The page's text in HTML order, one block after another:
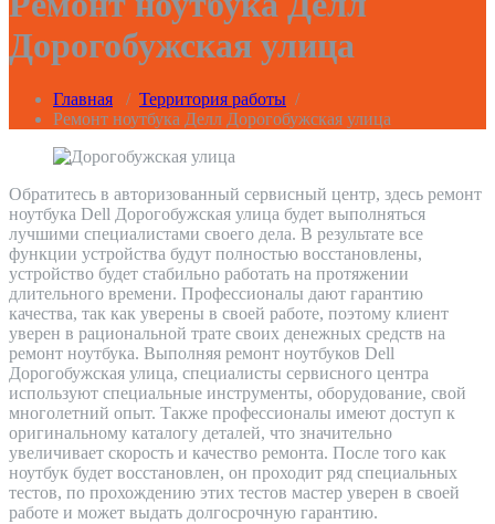
Дорогобужская улица
Главная / Территория работы /
Ремонт ноутбука Делл Дорогобужская улица
Обратитесь в авторизованный сервисный центр, здесь ремонт
ноутбука Dell Дорогобужская улица будет выполняться
лучшими специалистами своего дела. В результате все
функции устройства будут полностью восстановлены,
устройство будет стабильно работать на протяжении
длительного времени. Профессионалы дают гарантию
качества, так как уверены в своей работе, поэтому клиент
уверен в рациональной трате своих денежных средств на
ремонт ноутбука. Выполняя ремонт ноутбуков Dell
Дорогобужская улица, специалисты сервисного центра
используют специальные инструменты, оборудование, свой
многолетний опыт. Также профессионалы имеют доступ к
оригинальному каталогу деталей, что значительно
увеличивает скорость и качество ремонта. После того как
ноутбук будет восстановлен, он проходит ряд специальных
тестов, по прохождению этих тестов мастер уверен в своей
работе и может выдать долгосрочную гарантию.